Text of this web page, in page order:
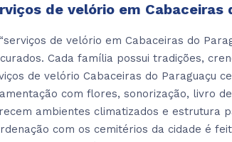
de velório em
de velório em Cabaceiras do
Cada família possui tradições,
de velório Cabaceiras do Paraguaçu
com flores, sonorização, livro
ambientes climatizados e estrutura
com os cemitérios da cidade é